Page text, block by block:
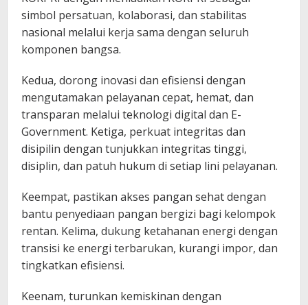
simbol persatuan, kolaborasi, dan stabilitas
nasional melalui kerja sama dengan seluruh
komponen bangsa.
Kedua, dorong inovasi dan efisiensi dengan
mengutamakan pelayanan cepat, hemat, dan
transparan melalui teknologi digital dan E-
Government. Ketiga, perkuat integritas dan
disipilin dengan tunjukkan integritas tinggi,
disiplin, dan patuh hukum di setiap lini pelayanan.
Keempat, pastikan akses pangan sehat dengan
bantu penyediaan pangan bergizi bagi kelompok
rentan. Kelima, dukung ketahanan energi dengan
transisi ke energi terbarukan, kurangi impor, dan
tingkatkan efisiensi.
Keenam, turunkan kemiskinan dengan